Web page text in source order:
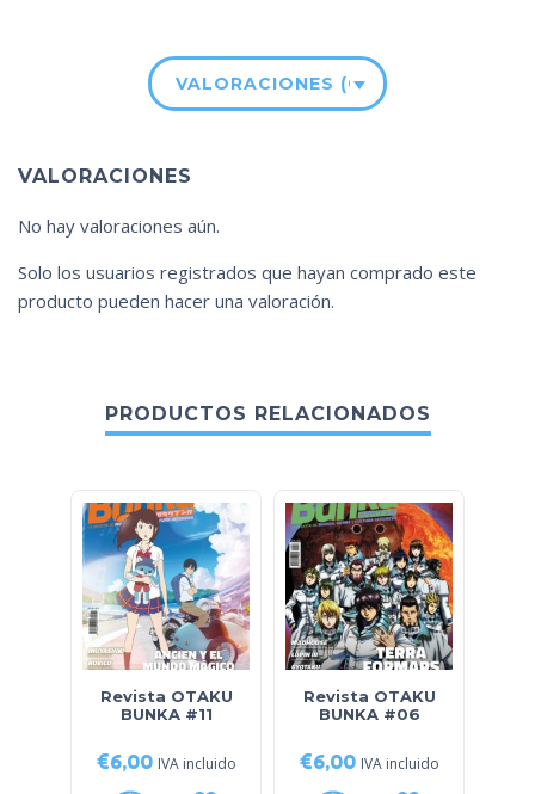
VALORACIONES (0)
VALORACIONES
No hay valoraciones aún.
Solo los usuarios registrados que hayan comprado este
producto pueden hacer una valoración.
PRODUCTOS RELACIONADOS
Revista OTAKU
BUNKA #11
€6,00 IVA incluido
Revista OTAKU
BUNKA #06
€6,00 IVA incluido